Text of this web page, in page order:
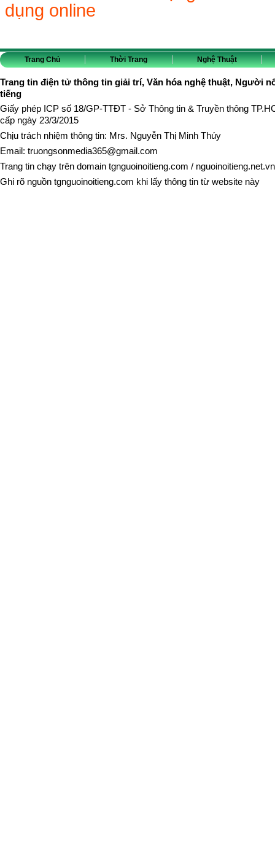
dụng online
Trang Chủ Thời Trang Nghệ Thuật
Trang tin điện tử thông tin giải trí, Văn hóa nghệ thuật, Người
tiếng
Giấy phép ICP số 18/GP-TTĐT - Sở Thông tin & Truyền thông
cấp ngày 23/3/2015
Chịu trách nhiệm thông tin: Mrs. Nguyễn Thị Minh Thúy
Email: truongsonmedia365@gmail.com
Trang tin chạy trên domain tgnguoinoitieng.com / nguoinoitieng.net.vn
Ghi rõ nguồn tgnguoinoitieng.com khi lấy thông tin từ website này